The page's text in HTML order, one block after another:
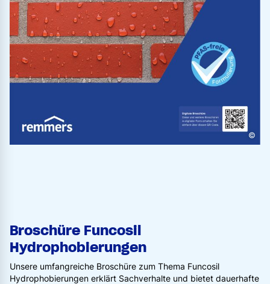
Broschüre Funcosil
Hydrophobierungen
Unsere umfangreiche Broschüre zum Thema Funcosil
Hydrophobierungen erklärt Sachverhalte und bietet dauerhafte
©